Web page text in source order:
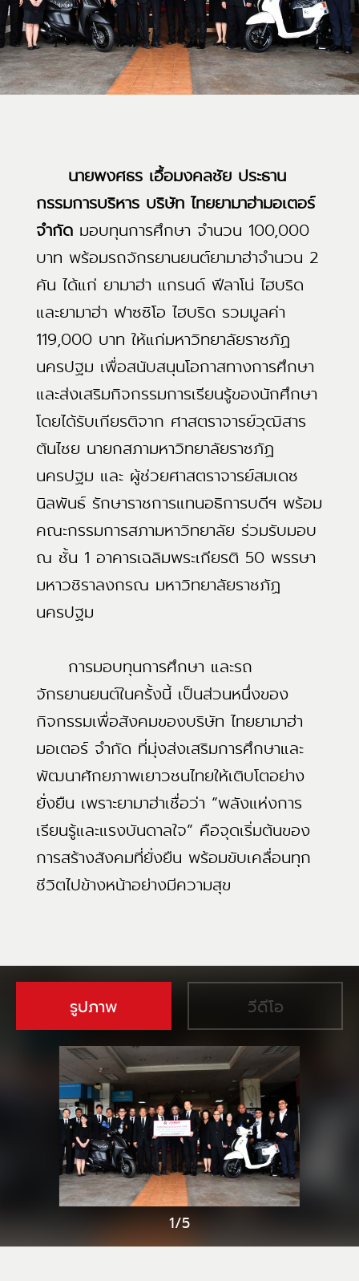
นายพงศธร เอื้อมงคลชัย ประธาน
กรรมการบริหาร บริษัท ไทยยามาฮ่ามอเตอร์
จำกัดมอบทุนการศึกษา จำนวน 100,000
บาท พร้อมรถจักรยานยนต์ยามาฮ่าจำนวน 2
คัน ได้แก่ ยามาฮ่า แกรนด์ ฟีลาโน่ ไฮบริด
และยามาฮ่า ฟาซซิโอ ไฮบริด รวมมูลค่า
119,000 บาท ให้แก่มหาวิทยาลัยราชภัฏ
นครปฐม เพื่อสนับสนุนโอกาสทางการศึกษา
และส่งเสริมกิจกรรมการเรียนรู้ของนักศึกษา
โดยได้รับเกียรติจาก ศาสตราจารย์วุฒิสาร
ตันไชย นายกสภามหาวิทยาลัยราชภัฏ
นครปฐม และ ผู้ช่วยศาสตราจารย์สมเดช
นิลพันธ์ รักษาราชการแทนอธิการบดีฯ พร้อม
คณะกรรมการสภามหาวิทยาลัย ร่วมรับมอบ
ณ ชั้น 1 อาคารเฉลิมพระเกียรติ 50 พรรษา
มหาวชิราลงกรณ มหาวิทยาลัยราชภัฏ
นครปฐม
การมอบทุนการศึกษา และรถ
จักรยานยนต์ในครั้งนี้ เป็นส่วนหนึ่งของ
กิจกรรมเพื่อสังคมของบริษัท ไทยยามาฮ่า
มอเตอร์ จำกัด ที่มุ่งส่งเสริมการศึกษาและ
พัฒนาศักยภาพเยาวชนไทยให้เติบโตอย่าง
ยั่งยืน เพราะยามาฮ่าเชื่อว่า “พลังแห่งการ
เรียนรู้และแรงบันดาลใจ” คือจุดเริ่มต้นของ
การสร้างสังคมที่ยั่งยืน พร้อมขับเคลื่อนทุก
ชีวิตไปข้างหน้าอย่างมีความสุข
รูปภาพ วีดีโอ
1/5